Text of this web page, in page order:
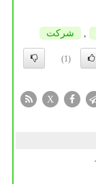
, شركت
(1)
X